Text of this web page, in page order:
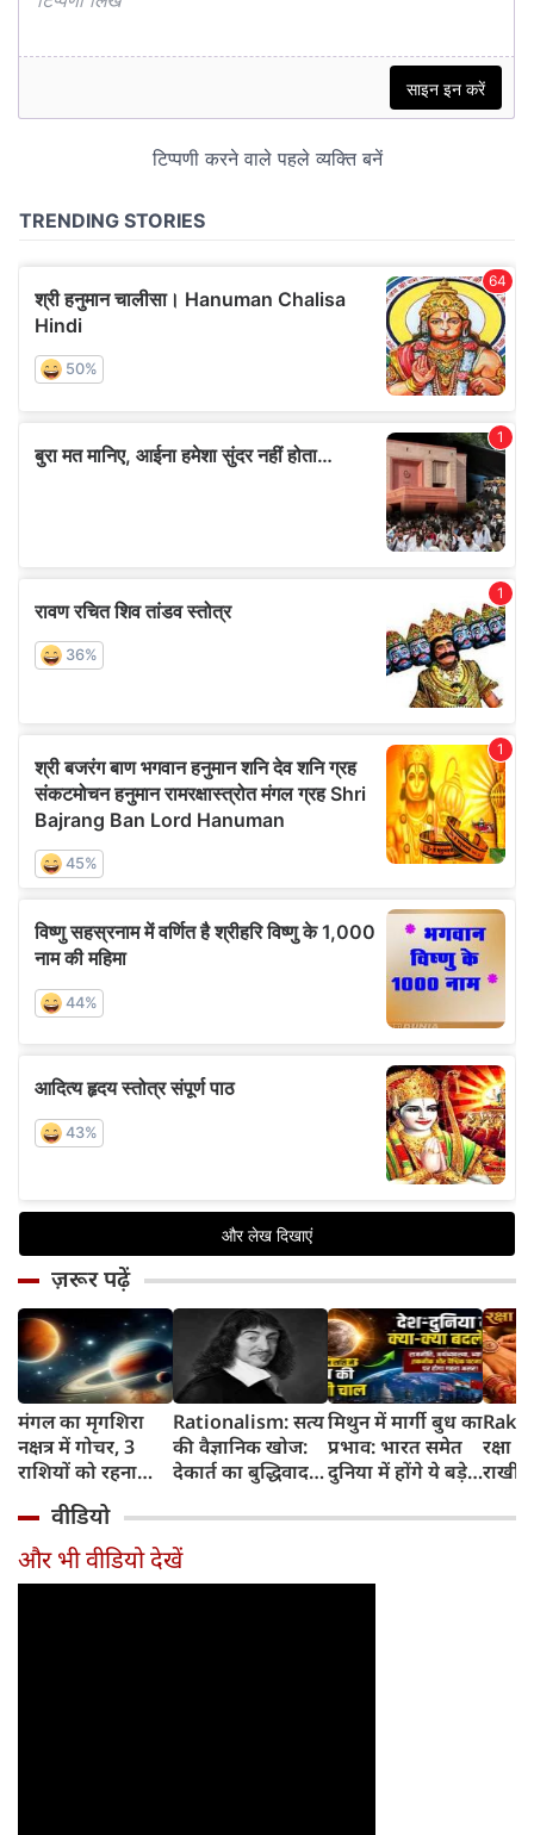
ज़रूर पढ़ें
मंगल का मृगशिरा
नक्षत्र में गोचर, 3
राशियों को रहना
सावधान
Rationalism: सत्य
की वैज्ञानिक खोज:
देकार्त का बुद्धिवाद
का जन्म
मिथुन में मार्गी बुध का
प्रभाव: भारत समेत
दुनिया में होंगे ये बड़े
रक्षा
राखी
वीडियो
और भी वीडियो देखें